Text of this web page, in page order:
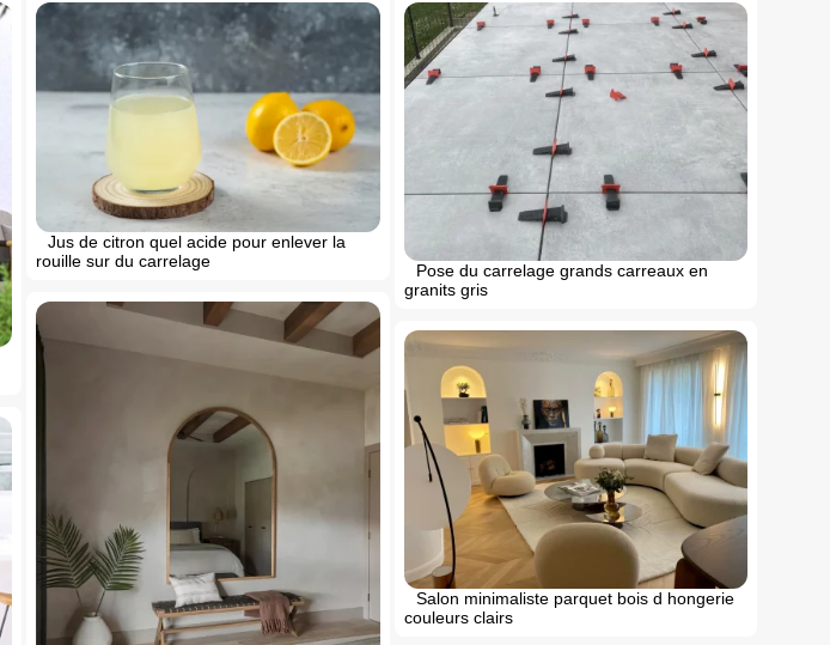
Jus de citron quel acide pour enlever la
rouille sur du carrelage
Pose du carrelage grands carreaux en
granits gris
Salon minimaliste parquet bois d hongerie
couleurs clairs